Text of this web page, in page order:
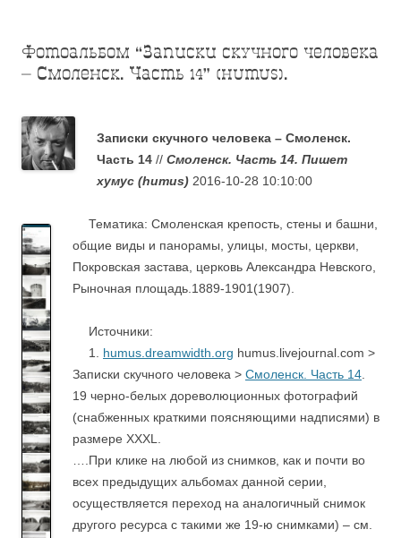
Фотоальбом “Записки скучного человека
– Смоленск. Часть 14” (humus).
Записки скучного человека – Смоленск.
Часть 14 // Смоленск. Часть 14. Пишет
хумус (humus) 2016-10-28 10:10:00
Тематика: Смоленская крепость, стены и башни,
общие виды и панорамы, улицы, мосты, церкви,
Покровская застава, церковь Александра Невского,
Рыночная площадь.1889-1901(1907).
Источники:
1. humus.dreamwidth.org humus.livejournal.com >
Записки скучного человека > Смоленск. Часть 14
19 черно-белых дореволюционных фотографий
(снабженных краткими поясняющими надписями) в
размере XXXL.
….При клике на любой из снимков, как и почти во
всех предыдущих альбомах данной серии,
осуществляется переход на аналогичный снимок
другого ресурса с такими же 19-ю снимками) – см.